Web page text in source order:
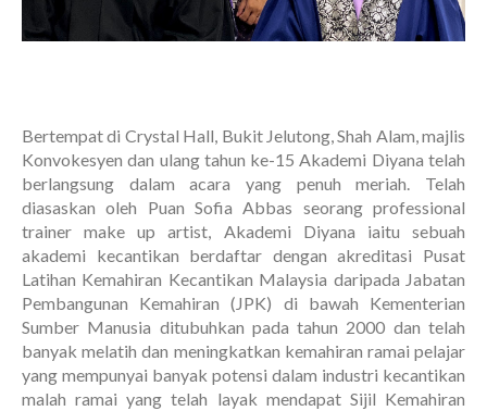
Bertempat di Crystal Hall, Bukit Jelutong, Shah Alam, majlis
Konvokesyen dan ulang tahun ke-15 Akademi Diyana telah
berlangsung dalam acara yang penuh meriah. Telah
diasaskan oleh Puan Sofia Abbas seorang professional
trainer make up artist, Akademi Diyana iaitu sebuah
akademi kecantikan berdaftar dengan akreditasi Pusat
Latihan Kemahiran Kecantikan Malaysia daripada Jabatan
Pembangunan Kemahiran (JPK) di bawah Kementerian
Sumber Manusia ditubuhkan pada tahun 2000 dan telah
banyak melatih dan meningkatkan kemahiran ramai pelajar
yang mempunyai banyak potensi dalam industri kecantikan
malah ramai yang telah layak mendapat Sijil Kemahiran